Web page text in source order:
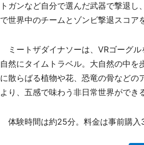
トガンなど自分で選んだ武器で撃退
で世界中のチームとゾンビ撃退スコア
ミートザダイナソーは、VRゴーグ
自然にタイムトラベル。大自然の中
に散らばる植物や花、恐竜の骨など
より、五感で味わう非日常世界ができる
体験時間は約25分。料金は事前購入